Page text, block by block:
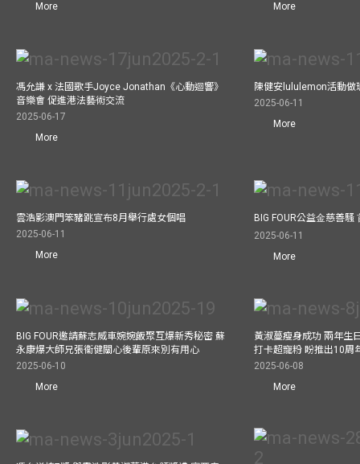
More
More
馮允謙 x 法國歌手Joyce Jonathan《心動迴響》
音樂會 促進港法藝術交流
2025-06-17
More
陳健安lululemon活動做
2025-06-11
More
雲浩影澳門笨豬跳宣布8月舉行處女個唱
2025-06-11
More
BIG FOUR公益⾦慈善
2025-06-11
More
BIG FOUR邀請蘇志威車婉婉飯聚互爆新秀秘密 蘇
永康爆大師兄張衞健關心後輩原來別有用心
2025-06-10
More
黃淑蔓瘦身成功 兩年生
打卡超寵粉 盼推出10周
2025-06-08
More